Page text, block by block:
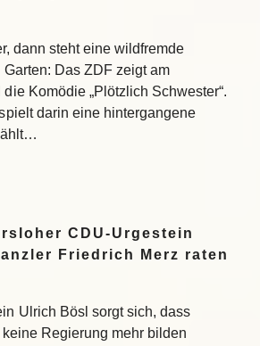
dann steht eine wildfremde
Das ZDF zeigt am
Komödie „Plötzlich Schwester“.
darin eine hintergangene
CDU-Urgestein
Friedrich Merz raten
Ulrich Bösl sorgt sich, dass
Regierung mehr bilden